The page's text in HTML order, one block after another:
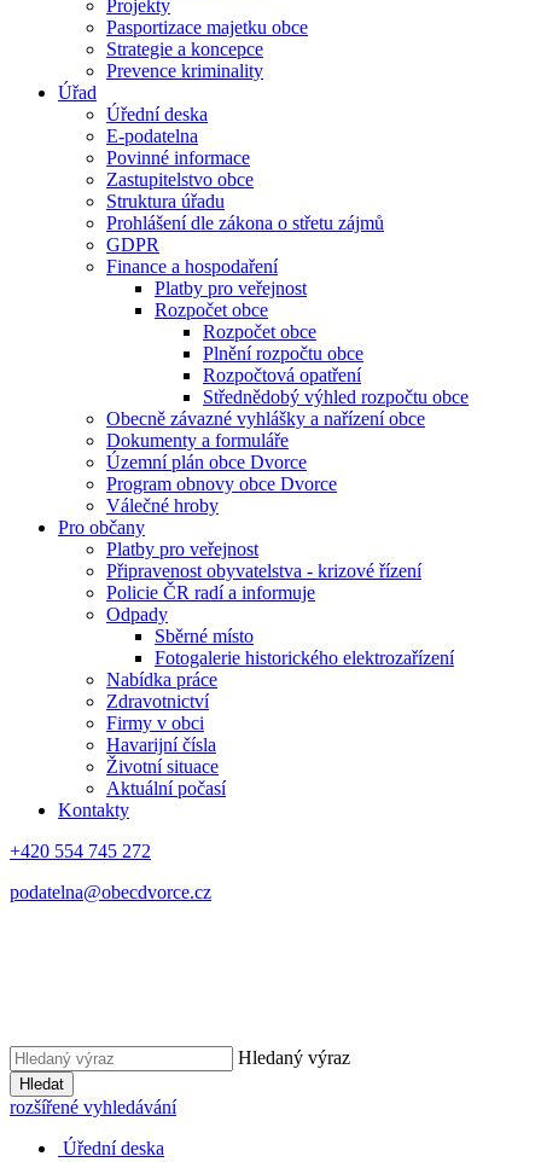
Projekty
Pasportizace majetku obce
Strategie a koncepce
Prevence kriminality
Úřad
Úřední deska
E-podatelna
Povinné informace
Zastupitelstvo obce
Struktura úřadu
Prohlášení dle zákona o střetu zájmů
GDPR
Finance a hospodaření
Platby pro veřejnost
Rozpočet obce
Rozpočet obce
Plnění rozpočtu obce
Rozpočtová opatření
Střednědobý výhled rozpočtu obce
Obecně závazné vyhlášky a nařízení obce
Dokumenty a formuláře
Územní plán obce Dvorce
Program obnovy obce Dvorce
Válečné hroby
Pro občany
Platby pro veřejnost
Připravenost obyvatelstva - krizové řízení
Policie ČR radí a informuje
Odpady
Sběrné místo
Fotogalerie historického elektrozařízení
Nabídka práce
Zdravotnictví
Firmy v obci
Havarijní čísla
Životní situace
Aktuální počasí
Kontakty
+420 554 745 272
podatelna@obecdvorce.cz
Hledaný výraz
Hledat
rozšířené vyhledávání
Úřední deska